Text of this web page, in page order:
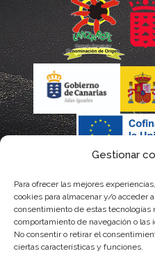
Gestionar
Para ofrecer las mejores
cookies para almacenar y/o acceder
consentimiento de estas tecnologías
comportamiento de navegación o
No consentir o retirar el
ciertas características y funciones.
La gestión de la DOP
Regulador es financiada,